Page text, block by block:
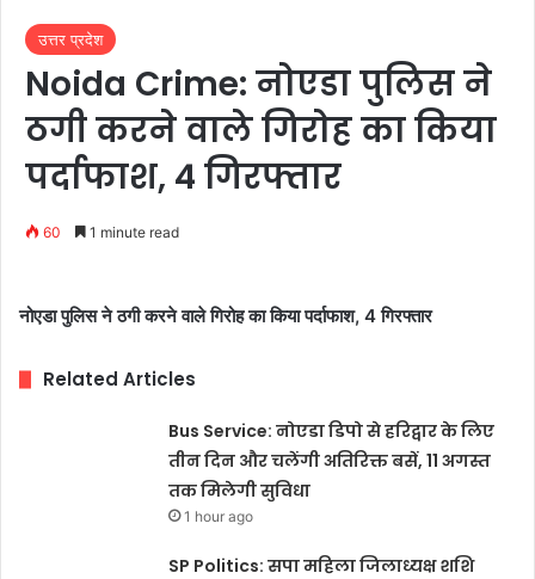
उत्तर प्रदेश
Noida Crime: नोएडा पुलिस ने
ठगी करने वाले गिरोह का किया
पर्दाफाश, 4 गिरफ्तार
60 1 minute read
नोएडा पुलिस ने ठगी करने वाले गिरोह का किया पर्दाफाश, 4 गिरफ्तार
Related Articles
Bus Service: नोएडा डिपो से हरिद्वार के लिए
तीन दिन और चलेंगी अतिरिक्त बसें, 11 अगस्त
तक मिलेगी सुविधा
1 hour ago
SP Politics: सपा महिला जिलाध्यक्ष शशि